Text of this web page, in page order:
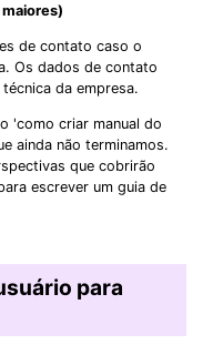
de contato caso o
Os dados de contato
da empresa.
'como criar manual do
ainda não terminamos.
que cobrirão
escrever um guia de
para